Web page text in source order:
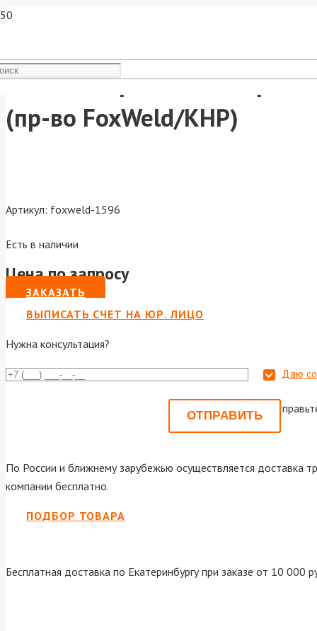
FoxWeld Проволока
(пр-во FoxWeld/КНР)
Артикул: foxweld-1596
Есть в наличии
Цена по запросу
ЗАКАЗАТЬ
ВЫПИСАТЬ СЧЕТ НА ЮР. ЛИЦО
Нужна консультация?
Даю
Или
По России и ближнему зарубежью осуществляется доставка
компании бесплатно.
ПОДБОР ТОВАРА
Бесплатная доставка по Екатеринбургу при заказе от 10 000